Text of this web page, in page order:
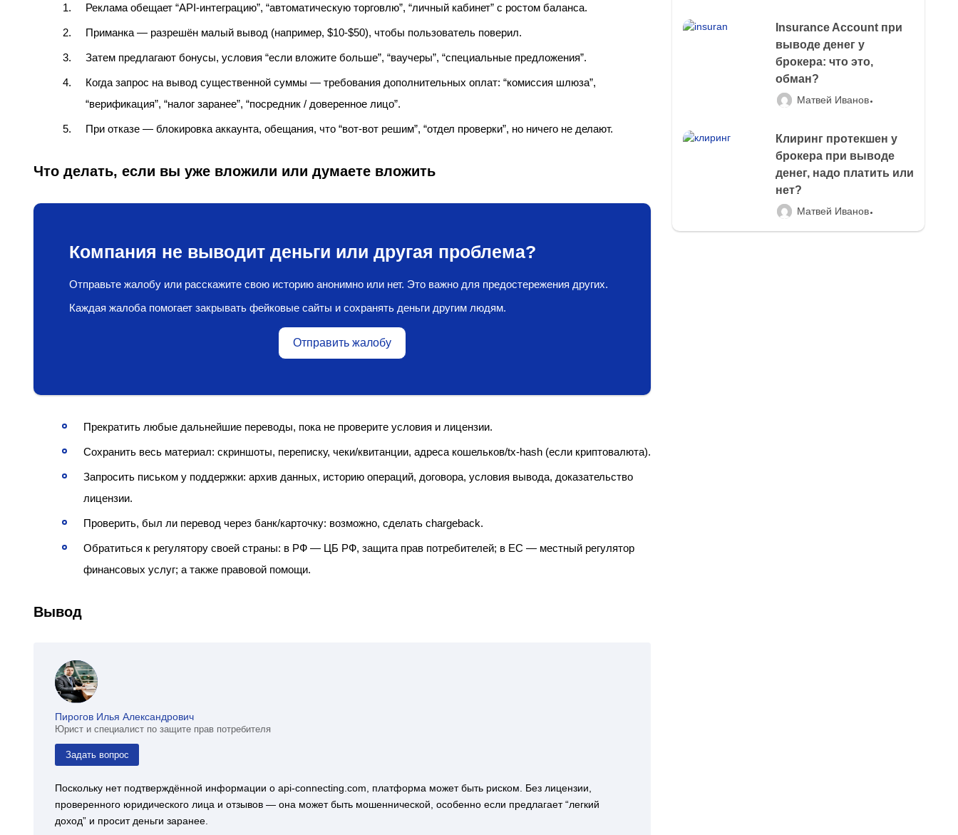
Реклама обещает “API‑интеграцию”, “автоматическую торговлю”, “личный кабинет” с ростом баланса.
Приманка — разрешён малый вывод (например, $10‑$50), чтобы пользователь поверил.
Затем предлагают бонусы, условия “если вложите больше”, “ваучеры”, “специальные предложения”.
Когда запрос на вывод существенной суммы — требования дополнительных оплат: “комиссия шлюза”,
“верификация”, “налог заранее”, “посредник / доверенное лицо”.
При отказе — блокировка аккаунта, обещания, что “вот‑вот решим”, “отдел проверки”, но ничего не делают.
Что делать, если вы уже вложили или думаете вложить
Компания не выводит деньги или другая проблема?
Отправьте жалобу или расскажите свою историю анонимно или нет. Это важно для предостережения других.
Каждая жалоба помогает закрывать фейковые сайты и сохранять деньги другим людям.
Отправить жалобу
Прекратить любые дальнейшие переводы, пока не проверите условия и лицензии.
Сохранить весь материал: скриншоты, переписку, чеки/квитанции, адреса кошельков/tx‑hash (если криптовалюта).
Запросить письком у поддержки: архив данных, историю операций, договора, условия вывода, доказательство
лицензии.
Проверить, был ли перевод через банк/карточку: возможно, сделать chargeback.
Обратиться к регулятору своей страны: в РФ — ЦБ РФ, защита прав потребителей; в ЕС — местный регулятор
финансовых услуг; а также правовой помощи.
Вывод
Пирогов Илья Александрович
Юрист и специалист по защите прав потребителя
Задать вопрос
Поскольку нет подтверждённой информации о api‑connecting.com, платформа может быть риском. Без лицензии,
проверенного юридического лица и отзывов — она может быть мошеннической, особенно если предлагает “легкий
доход” и просит деньги заранее.
Insurance Account при
выводе денег у
брокера: что это,
обман?
Матвей Иванов
Клиринг протекшен у
брокера при выводе
денег, надо платить или
нет?
Матвей Иванов